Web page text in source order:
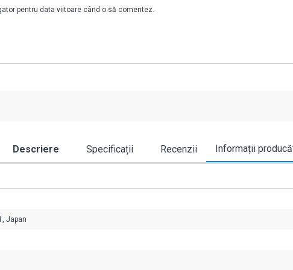
pentru data viitoare când o să comentez.
Descriere Specificații Recenzii Informații
Japan